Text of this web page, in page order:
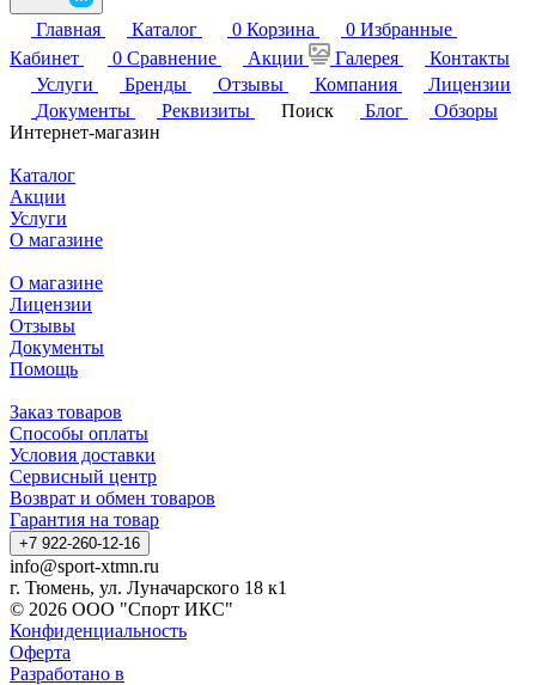
Главная Каталог 0 Корзина 0 Избранные
Кабинет
0 Сравнение Акции Галерея
Контакты
Услуги
Бренды Отзывы Компания
Лицензии
Документы
Реквизиты Поиск Блог
Обзоры
Интернет-магазин
Каталог
Акции
Услуги
О магазине
О магазине
Лицензии
Отзывы
Документы
Помощь
Заказ товаров
Способы оплаты
Условия доставки
Сервисный центр
Возврат и обмен товаров
Гарантия на товар
+7 922-260-12-16
info@sport-xtmn.ru
г. Тюмень, ул. Луначарского 18 к1
© 2026 ООО "Спорт ИКС"
Конфиденциальность
Оферта
Разработано в